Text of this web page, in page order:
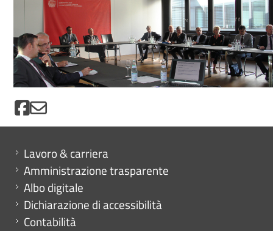
Mini menu di servizio
Lavoro & carriera
Amministrazione trasparente
Albo digitale
Dichiarazione di accessibilità
Contabilità